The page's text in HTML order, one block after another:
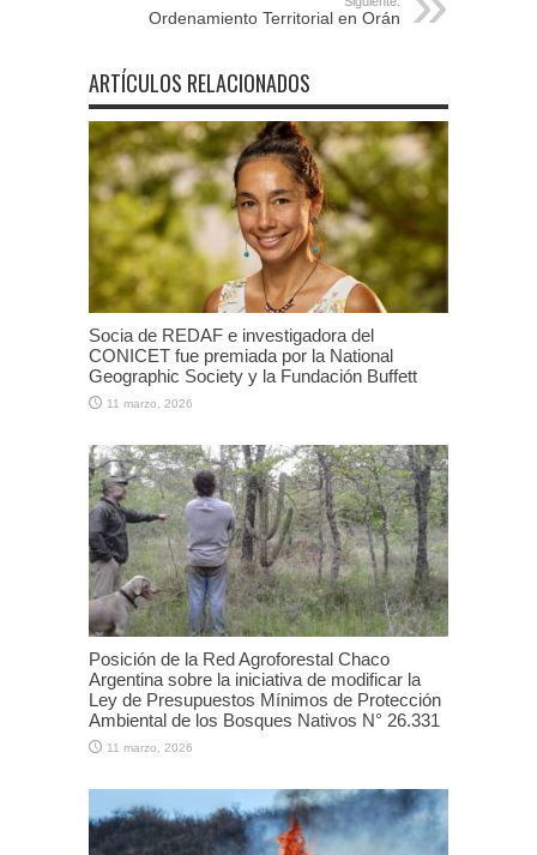
Ordenamiento Territorial en Orán
ARTÍCULOS RELACIONADOS
Socia de REDAF e investigadora del
CONICET fue premiada por la National
Geographic Society y la Fundación Buffett
11 marzo, 2026
Posición de la Red Agroforestal Chaco
Argentina sobre la iniciativa de modificar la
Ley de Presupuestos Mínimos de Protección
Ambiental de los Bosques Nativos N° 26.331
11 marzo, 2026